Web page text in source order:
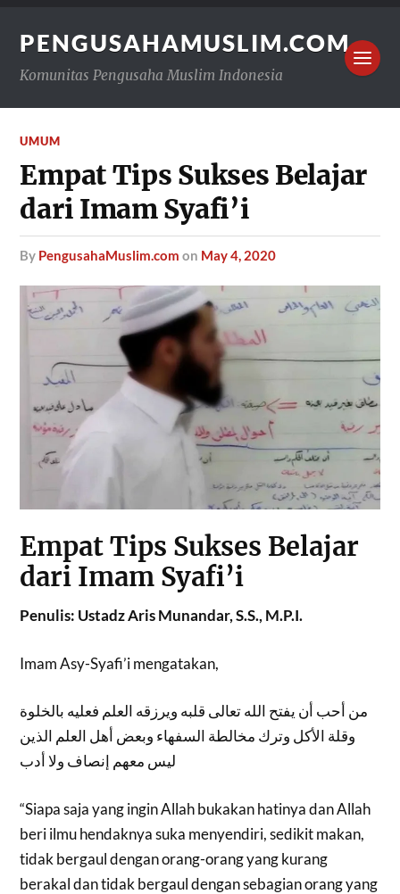
PENGUSAHAMUSLIM.COM
Komunitas Pengusaha Muslim Indonesia
UMUM
Empat Tips Sukses Belajar
dari Imam Syafi’i
by PengusahaMuslim.com on May 4, 2020
Empat Tips Sukses Belajar
dari Imam Syafi’i
Penulis: Ustadz Aris Munandar, S.S., M.P.I.
Imam Asy-Syafi’i mengatakan,
من أحب أن يفتح الله تعالى قلبه ويرزقه العلم فعليه بالخلوة
وقلة الأكل وترك مخالطة السفهاء وبعض أهل العلم الذين
ليس معهم إنصاف ولا أدب
“Siapa saja yang ingin Allah bukakan hatinya dan Allah
beri ilmu hendaknya suka menyendiri, sedikit makan,
tidak bergaul dengan orang-orang yang kurang
berakal dan tidak bergaul dengan sebagian orang yang